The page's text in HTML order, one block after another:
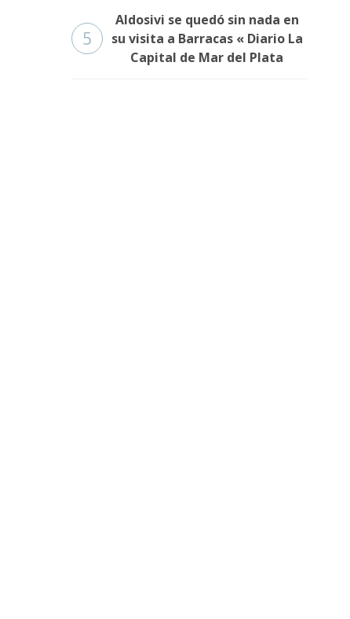
5
Aldosivi se quedó sin nada en
su visita a Barracas « Diario La
Capital de Mar del Plata